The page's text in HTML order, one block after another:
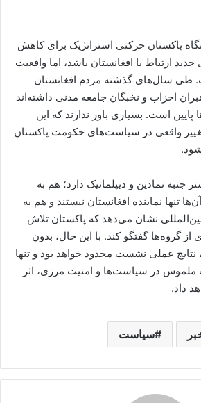
پاکستان حرکتی استراتژیک برای کاهش
ارتباط با افغانستان باشد، اما واقعیت
طی سال‌های گذشته مردم افغانستان
احزاب و نخبگان جامعه مدنی داشته‌اند
است. بسیاری باور ندارند که این
واقعی در سیاست‌های حکومت پاکستان
جنبه نمادین و دیپلماتیک دارد؛ هم به
تنها نماینده افغانستان نیستند و هم به
نشان می‌دهد که پاکستان تلاش
گروه‌ها گفتگو کند. با این حال، بدون
نتایج عملی نشست محدود خواهد بود و تنها
ملموس در سیاست‌ها و امنیت مرزی، اثر
داد.
سیاست